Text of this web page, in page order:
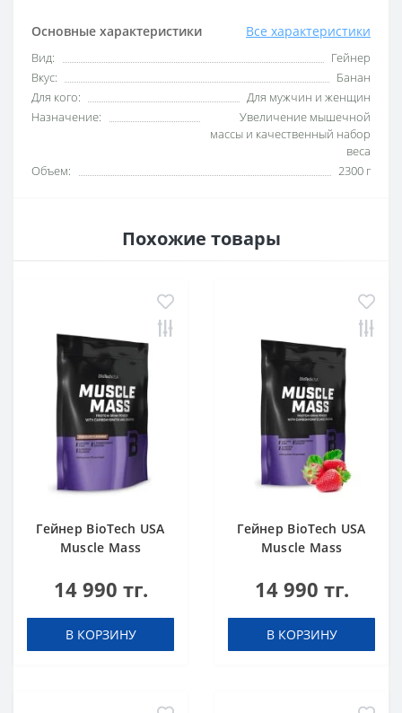
Основные характеристики Все характеристики
Вид:
Гейнер
Вкус:
Банан
Для кого:
Для мужчин и женщин
Назначение:
Увеличение мышечной
массы и качественный набор
веса
Объем:
2300 г
Похожие товары
Гейнер BioTech USA
Muscle Mass
14 990 тг.
В КОРЗИНУ
Гейнер BioTech USA
Muscle Mass
14 990 тг.
В КОРЗИНУ